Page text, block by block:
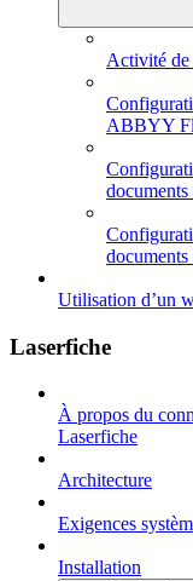
Activité
ABBYY
Utilisation d’un
Laserfiche
À propos du
Laserfiche
Architecture
Exigences
Installation